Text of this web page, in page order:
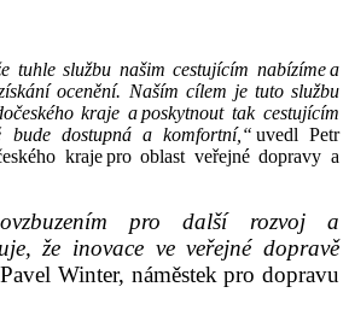
tuhle službu našim cestujícím nabízíme a
ocenění. Naším cílem je tuto službu
kraje a poskytnout tak cestujícím
dostupná a komfortní,“ uvedl Petr
kraje pro oblast veřejné dopravy a
pro další rozvoj a
že inovace ve veřejné dopravě
Winter, náměstek pro dopravu